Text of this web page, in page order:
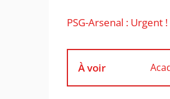
PSG-Arsenal : Urgent
À voir